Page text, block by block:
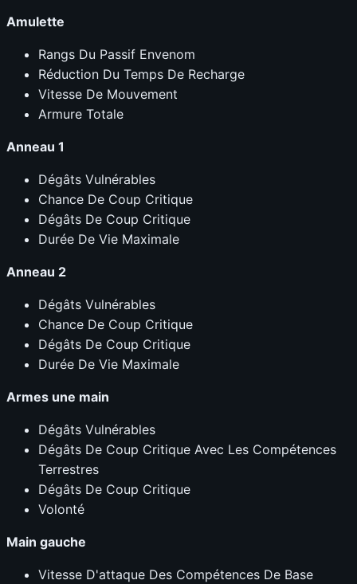
Amulette
Rangs Du Passif Envenom
Réduction Du Temps De Recharge
Vitesse De Mouvement
Armure Totale
Anneau 1
Dégâts Vulnérables
Chance De Coup Critique
Dégâts De Coup Critique
Durée De Vie Maximale
Anneau 2
Dégâts Vulnérables
Chance De Coup Critique
Dégâts De Coup Critique
Durée De Vie Maximale
Armes une main
Dégâts Vulnérables
Dégâts De Coup Critique Avec Les Compétences
Terrestres
Dégâts De Coup Critique
Volonté
Main gauche
Vitesse D'attaque Des Compétences De Base